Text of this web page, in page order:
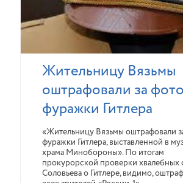
Жительницу Вязьмы
оштрафовали за фото
фуражки Гитлера
«Жительницу Вязьмы оштрафовали
фуражки Гитлера, выставленной в
храма Минобороны». По итогам
прокурорской проверки хвалебных
Соловьева о Гитлере, видимо,